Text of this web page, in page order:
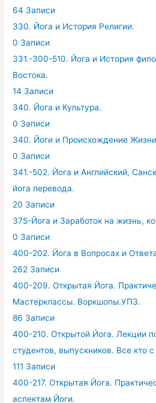
64 Записи
330. Йога и История Религии.
0 Записи
331.-300-510. Йога и История
Востока.
14 Записи
340. Йога и Культура.
0 Записи
340. Йоги и Происхождение
0 Записи
341.-502. Йога и Английский,
йога перевода.
20 Записи
375-Йога и Заработок на жизнь,
0 Записи
400-202. Йога в Вопросах и
262 Записи
400-209. Открытая Йога.
Мастерклассы. Воркшопы.УПЗ.
86 Записи
400-210. Открытой Йога. Лекции
студентов, выпускников. Все кто
111 Записи
400-217. Открытая Йога.
аспектам Йоги.